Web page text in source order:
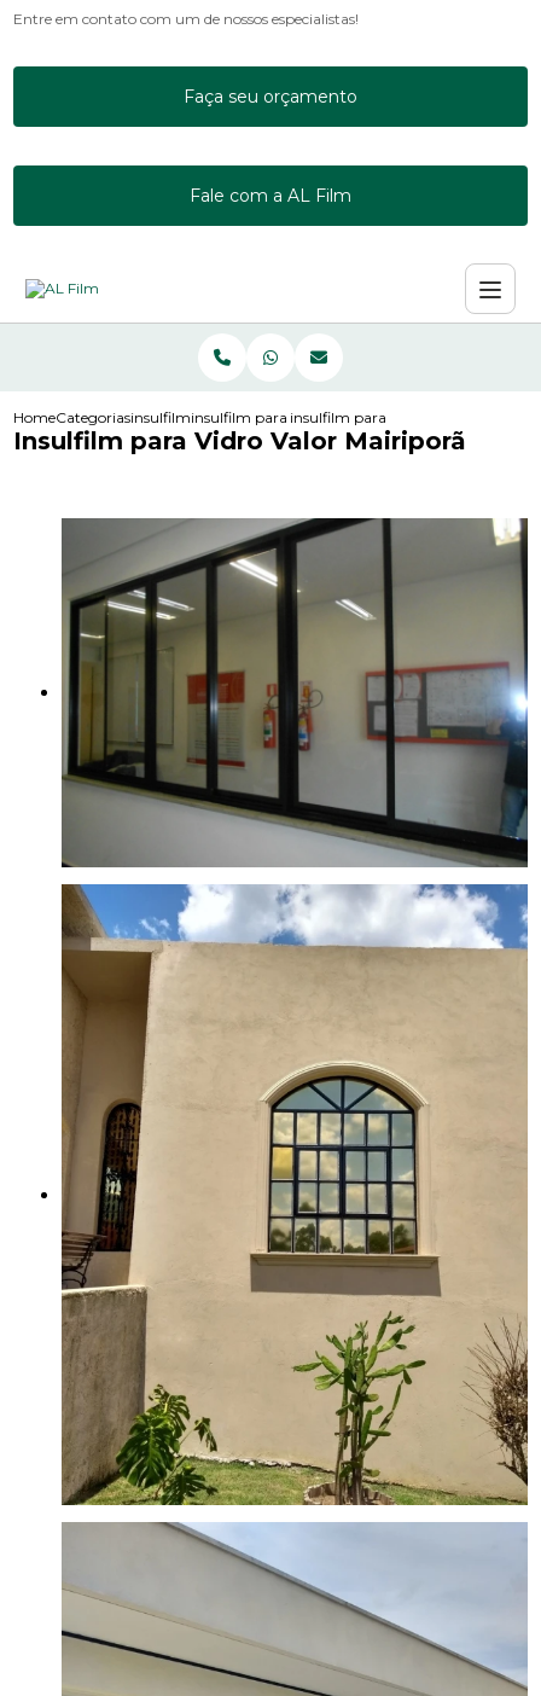
Entre em contato com um de nossos especialistas!
Faça seu orçamento
Fale com a AL Film
HomeCategoriasinsulfilminsulfilm para escritorioinsulfilm para vidro valor mairipora
Insulfilm para Vidro Valor Mairiporã